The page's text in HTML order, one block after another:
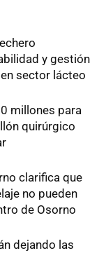
y gestión
sector lácteo
millones para
quirúrgico
clarifica que
no pueden
de Osorno
dejando las